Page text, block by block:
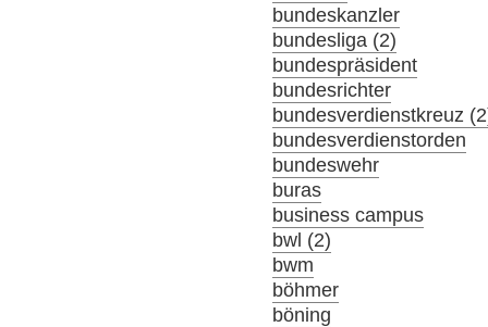
bundeskanzler
bundesliga (2)
bundespräsident
bundesrichter
bundesverdienstkreuz
bundesverdienstorden
bundeswehr
buras
business campus
bwl (2)
bwm
böhmer
böning